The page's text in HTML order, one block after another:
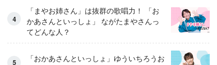
「まやお姉さん」は抜群の歌唱力！ 「お
かあさんといっしょ」 ながたまやさんっ
てどんな人？
「おかあさんといっしょ」ゆういちろうお